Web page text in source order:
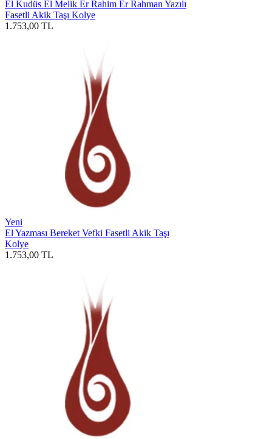
El Kudüs El Melik Er Rahim Er Rahman Yazılı
Fasetli Akik Taşı Kolye
1.753,00 TL
Yeni
El Yazması Bereket Vefki Fasetli Akik Taşı
Kolye
1.753,00 TL